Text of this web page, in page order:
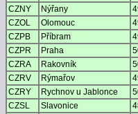
CZNY
Nýřany
CZOL
Olomouc
CZPB
Příbram
CZPR
Praha
CZRA
Rakovník
CZRV
Rýmařov
CZRY
Rychnov u Jablonce
CZSL
Slavonice